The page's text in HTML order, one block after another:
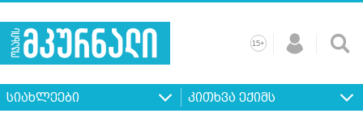
შესახებ ხშირად
კითხვები
15+
სიახლეები კითხვა ექიმს